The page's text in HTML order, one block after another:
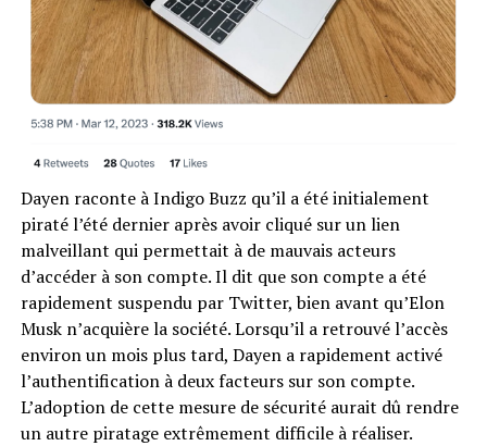
Dayen raconte à Indigo Buzz qu’il a été initialement
piraté l’été dernier après avoir cliqué sur un lien
malveillant qui permettait à de mauvais acteurs
d’accéder à son compte. Il dit que son compte a été
rapidement suspendu par Twitter, bien avant qu’Elon
Musk n’acquière la société. Lorsqu’il a retrouvé l’accès
environ un mois plus tard, Dayen a rapidement activé
l’authentification à deux facteurs sur son compte.
L’adoption de cette mesure de sécurité aurait dû rendre
un autre piratage extrêmement difficile à réaliser.